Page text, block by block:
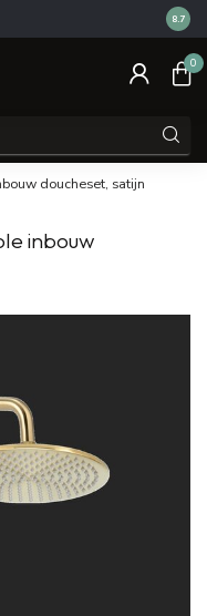
14
8.7
0
doucheset, satijn
inbouw